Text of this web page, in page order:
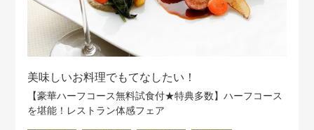
美味しいお料理でもてなしたい！
【豪華ハーフコース無料試食付★特典多数】ハーフコース
を堪能！レストラン体感フェア